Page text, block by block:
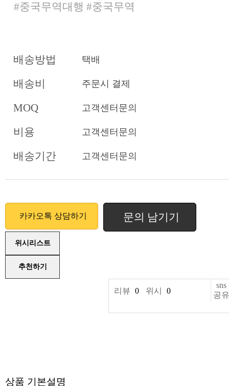
#중국무역대행 #중국무역
배송방법 택배
배송비 주문시 결제
MOQ 고객센터문의
비용 고객센터문의
배송기간 고객센터문의
카카오톡 상담하기 문의 남기기
위시리스트
추천하기
리뷰 0 위시 0
sns
공유
상품 기본설명